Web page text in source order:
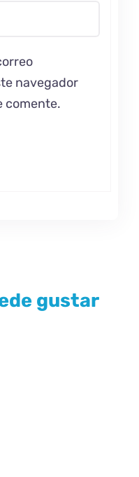
navegador
comente.
gustar